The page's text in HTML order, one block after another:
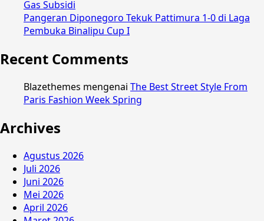
Gas Subsidi
Pangeran Diponegoro Tekuk Pattimura 1-0 di Laga
Pembuka Binalipu Cup I
Recent Comments
Blazethemes mengenai The Best Street Style From
Paris Fashion Week Spring
Archives
Agustus 2026
Juli 2026
Juni 2026
Mei 2026
April 2026